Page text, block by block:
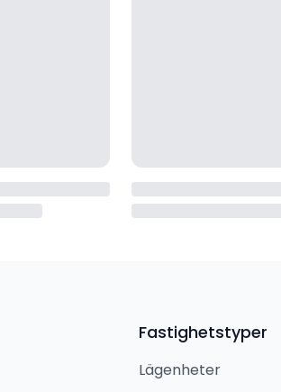
Fastighetstyper
Lägenheter